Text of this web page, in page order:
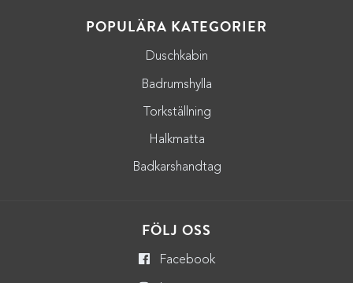
POPULÄRA KATEGORIER
Duschkabin
Badrumshylla
Torkställning
Halkmatta
Badkarshandtag
FÖLJ OSS
Facebook